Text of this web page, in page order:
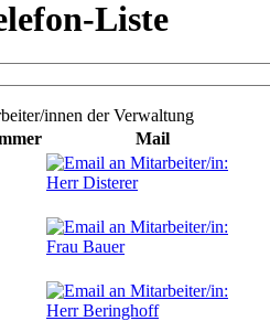
Liste
innen der Verwaltung
Mail